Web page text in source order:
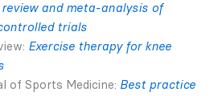
and meta-analysis of
trials
Exercise therapy for knee
of Sports Medicine: Best practice